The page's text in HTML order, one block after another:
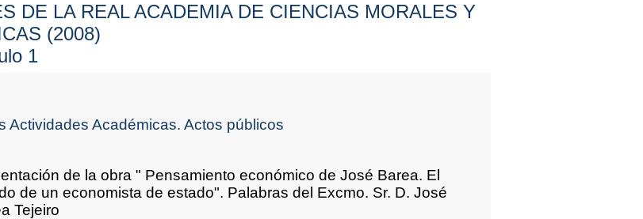
DE LA REAL ACADEMIA DE CIENCIAS MORALES Y
(2008)
1
Actividades Académicas. Actos públicos
de la obra " Pensamiento económico de José Barea. El
de un economista de estado". Palabras del Excmo. Sr. D. José
Tejeiro